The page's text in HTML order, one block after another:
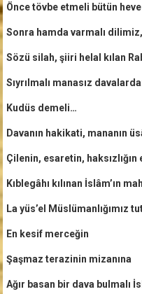
Önce tövbe etmeli bütün
Sonra hamda varmalı dilimiz,
Sözü silah, şiiri helal kılan
Sıyrılmalı manasız
Kudüs demeli…
Davanın hakikati, mananın
Çilenin, esaretin, haksızlığın
Kıblegâhı kılınan İslâm’ın
La yüs’el Müslümanlığımız
En kesif merceğin
Şaşmaz terazinin mizanına
Ağır basan bir dava bulmalı